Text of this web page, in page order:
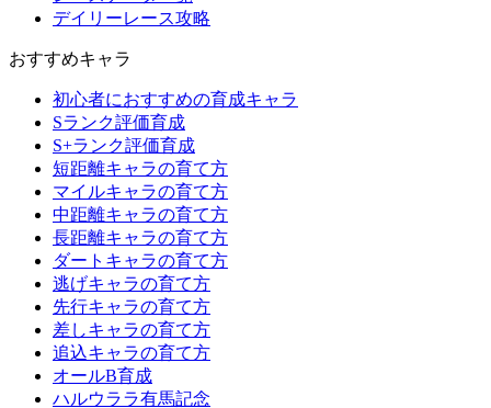
デイリーレース攻略
おすすめキャラ
初心者におすすめの育成キャラ
Sランク評価育成
S+ランク評価育成
短距離キャラの育て方
マイルキャラの育て方
中距離キャラの育て方
長距離キャラの育て方
ダートキャラの育て方
逃げキャラの育て方
先行キャラの育て方
差しキャラの育て方
追込キャラの育て方
オールB育成
ハルウララ有馬記念